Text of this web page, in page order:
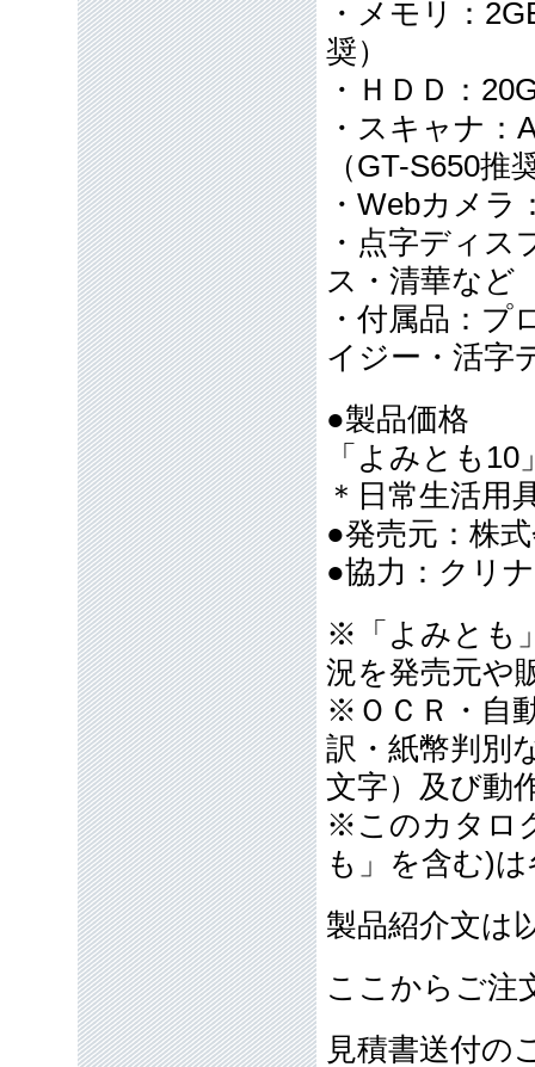
・メモリ：
奨）
・ＨＤＤ：
・スキャナ
（GT-S650推
・Webカメラ
・点字ディ
ス・清華など
・付属品：
イジー・活字
●製品価格
「よみとも
＊日常生活用
●発売元：株
●協力：クリ
※「よみとも
況を発売元や
※ＯＣＲ・自
訳・紙幣判別
文字）及び動
※このカタロ
も」を含む)
製品紹介文は
ここからご注
見積書送付の